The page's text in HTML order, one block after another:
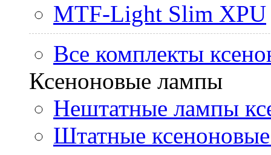
MTF-Light Slim XPU
Все комплекты
Ксеноновые лампы
Нештатные лампы
Штатные